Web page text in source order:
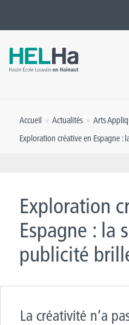
Formation
Accueil » Actualités » Arts
Exploration créative en Espagne
Exploration
Espagne : la
publicité
La créativité n’a